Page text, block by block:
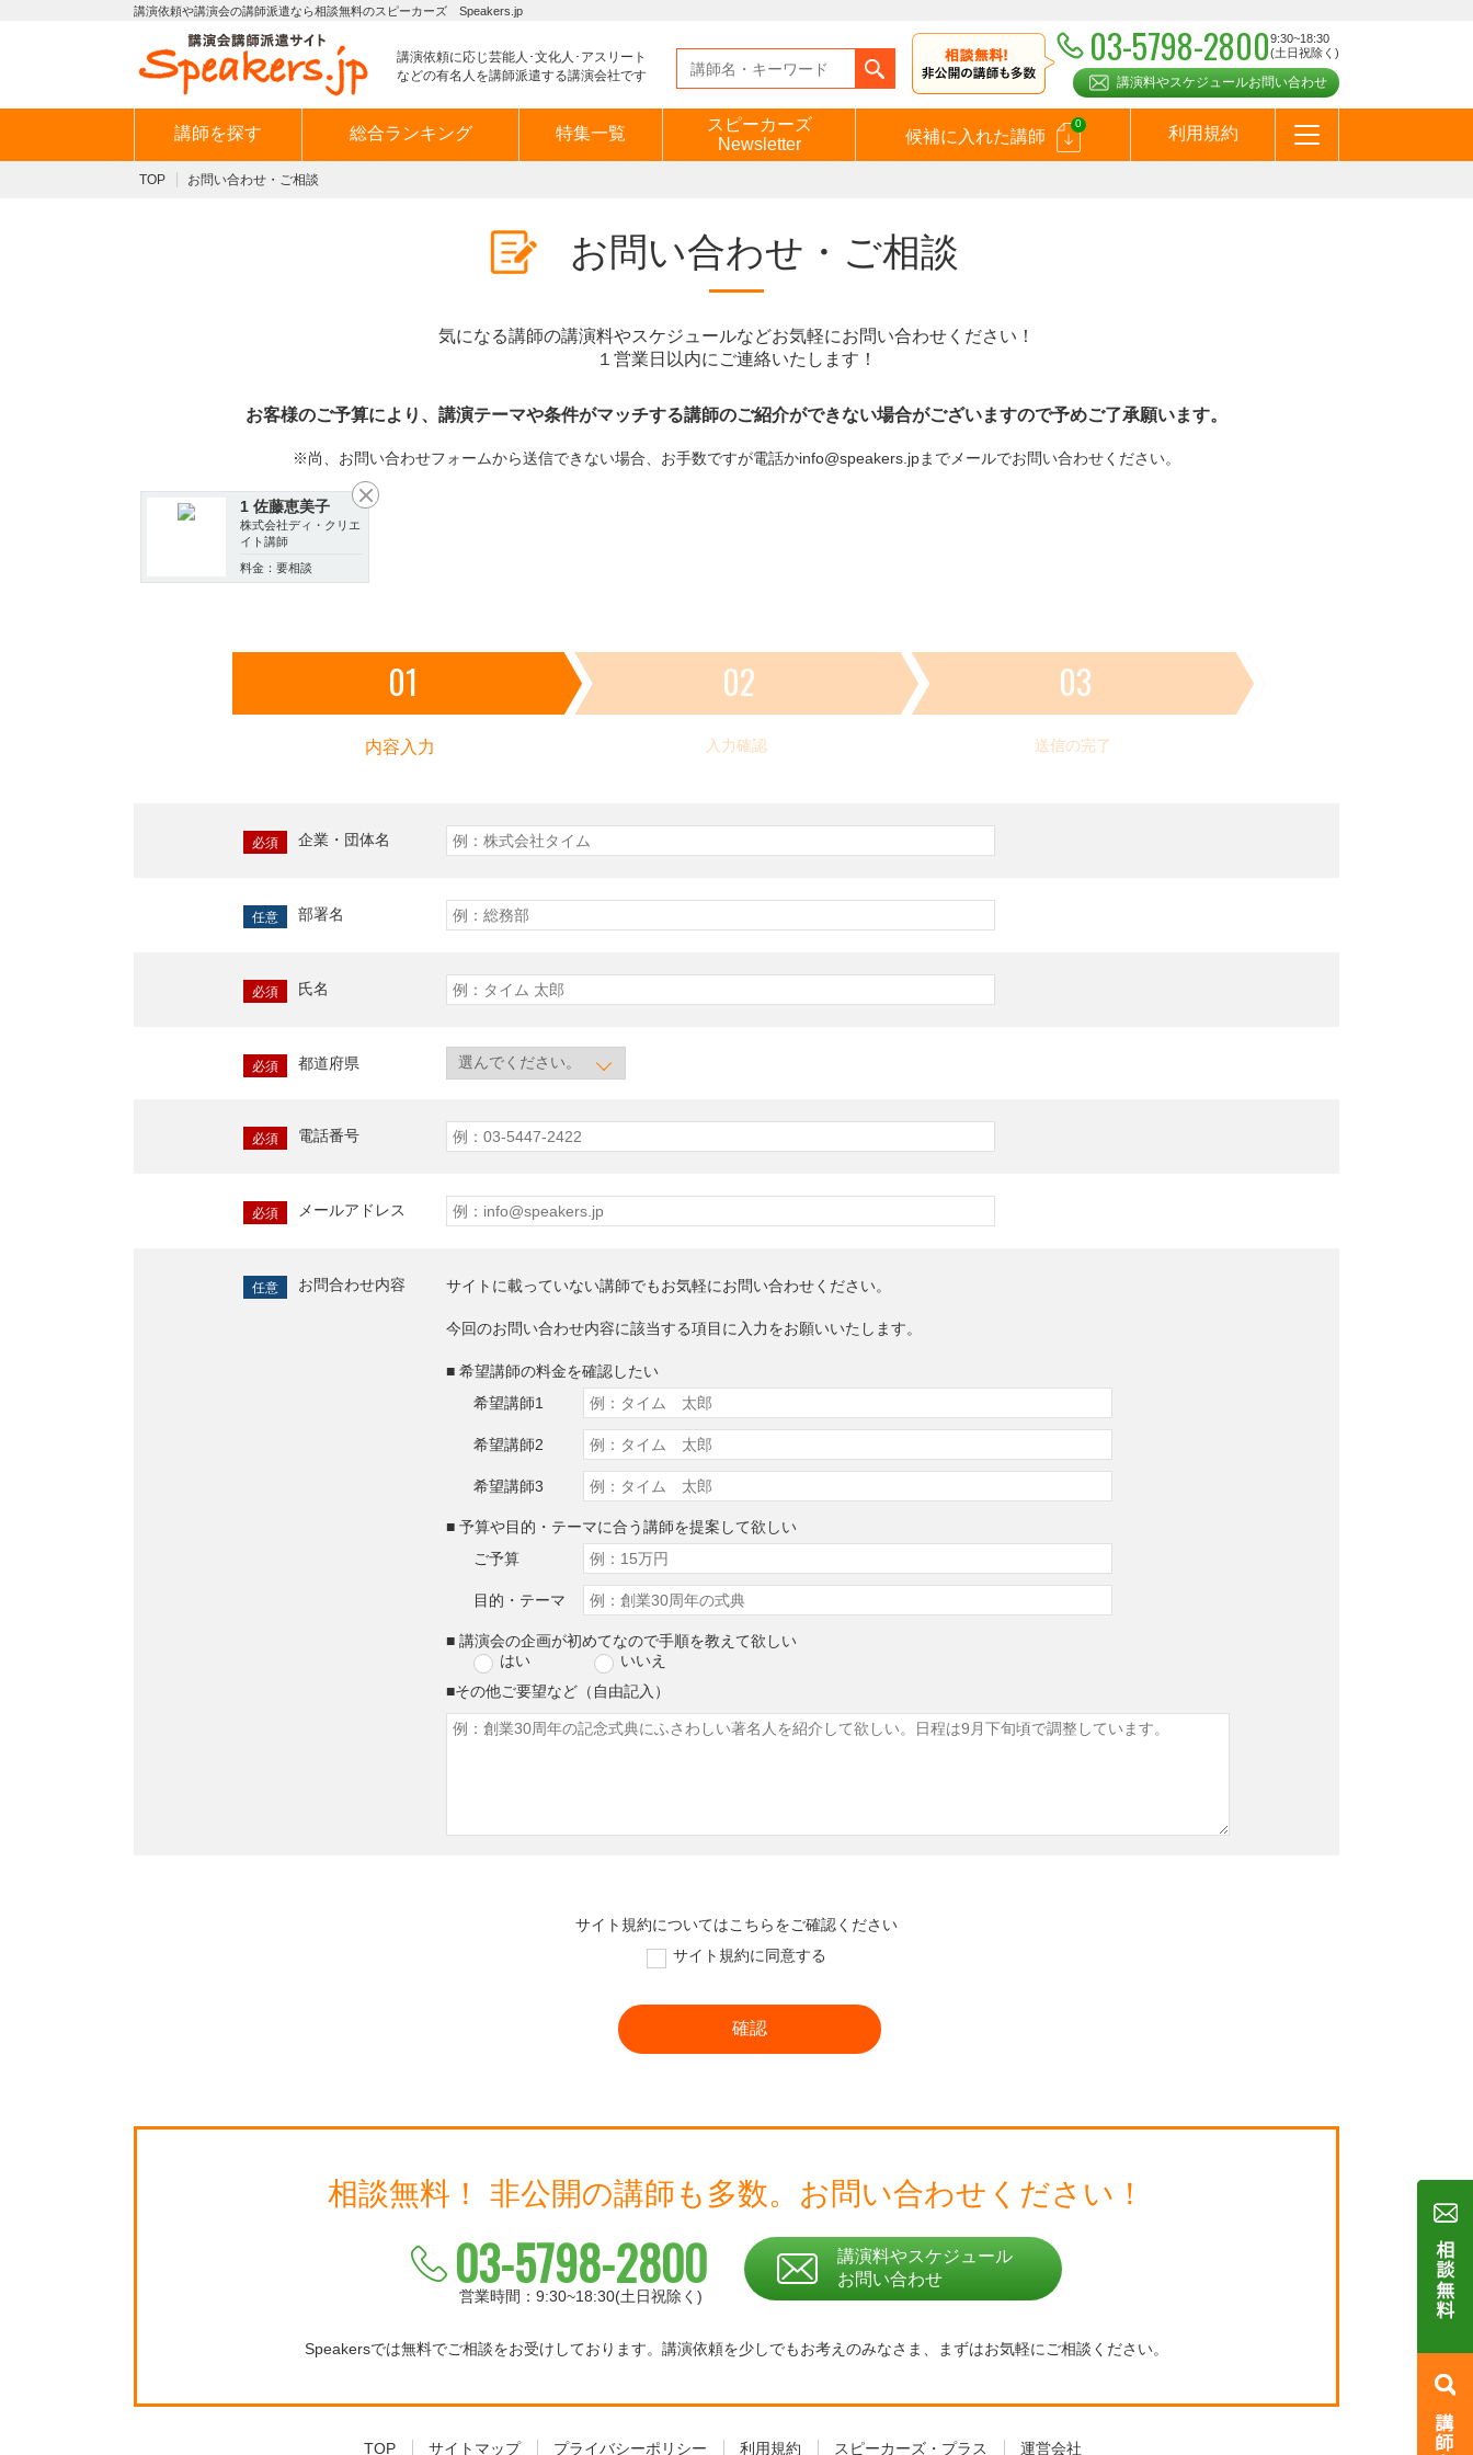
講演依頼や講演会の講師派遣なら相談無料のスピーカーズ Speakers.jp
講演依頼に応じ芸能人･文化人･アスリート
などの有名人を講師派遣する講演会社です
03-5798-28009:30~18:30
(土日祝除く)
講演料やスケジュールお問い合わせ
講師を探す 総合ランキング 特集一覧
スピーカーズ
Newsletter
候補に入れた講師
0
利用規約
TOP お問い合わせ・ご相談
お問い合わせ・ご相談
気になる講師の講演料やスケジュールなどお気軽にお問い合わせください！
１営業日以内にご連絡いたします！
お客様のご予算により、講演テーマや条件がマッチする講師のご紹介ができない場合がございますので予めご了承願います。
※尚、お問い合わせフォームから送信できない場合、お手数ですが電話かinfo@speakers.jpまでメールでお問い合わせください。
1 佐藤恵美子
株式会社ディ・クリエ
イト講師
料金：要相談
01
内容入力
02
入力確認
03
送信の完了
必須 企業・団体名
任意 部署名
必須 氏名
必須 都道府県
必須 電話番号
必須 メールアドレス
任意 お問合わせ内容 サイトに載っていない講師でもお気軽にお問い合わせください。
今回のお問い合わせ内容に該当する項目に入力をお願いいたします。
■ 希望講師の料金を確認したい
希望講師1
希望講師2
希望講師3
■ 予算や目的・テーマに合う講師を提案して欲しい
ご予算
目的・テーマ
■ 講演会の企画が初めてなので手順を教えて欲しい
はい
いいえ
■その他ご要望など（自由記入）
サイト規約についてはこちらをご確認ください
サイト規約に同意する
相談無料！ 非公開の講師も多数。 お問い合わせください！
03-5798-2800
営業時間：9:30~18:30(土日祝除く)
講演料やスケジュール
お問い合わせ
Speakersでは無料でご相談をお受けしております。 講演依頼を少しでもお考えのみなさま、 まずはお気軽にご相談ください。
TOP サイトマップ プライバシーポリシー 利用規約 スピーカーズ・プラス 運営会社